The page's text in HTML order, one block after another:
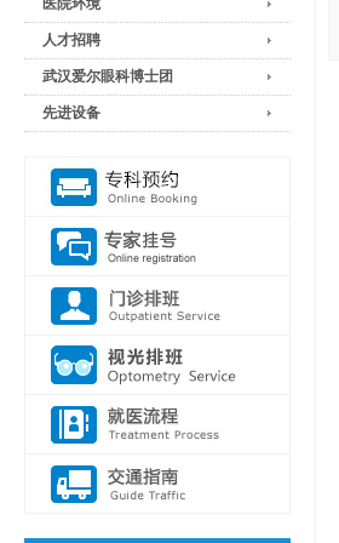
医院环境
人才招聘
武汉爱尔眼科博士团
先进设备